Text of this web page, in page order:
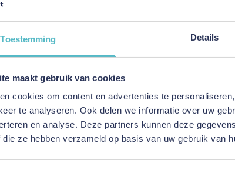
Toestemming Details
maakt gebruik van cookies
cookies om content en advertenties te
te analyseren. Ook delen we informatie over uw
en analyse. Deze partners kunnen deze
ze hebben verzameld op basis van uw gebruik van
€ 1.720,00
15 weken
412 Esina Rust Orange
Jillis Sofa Bed With Arms